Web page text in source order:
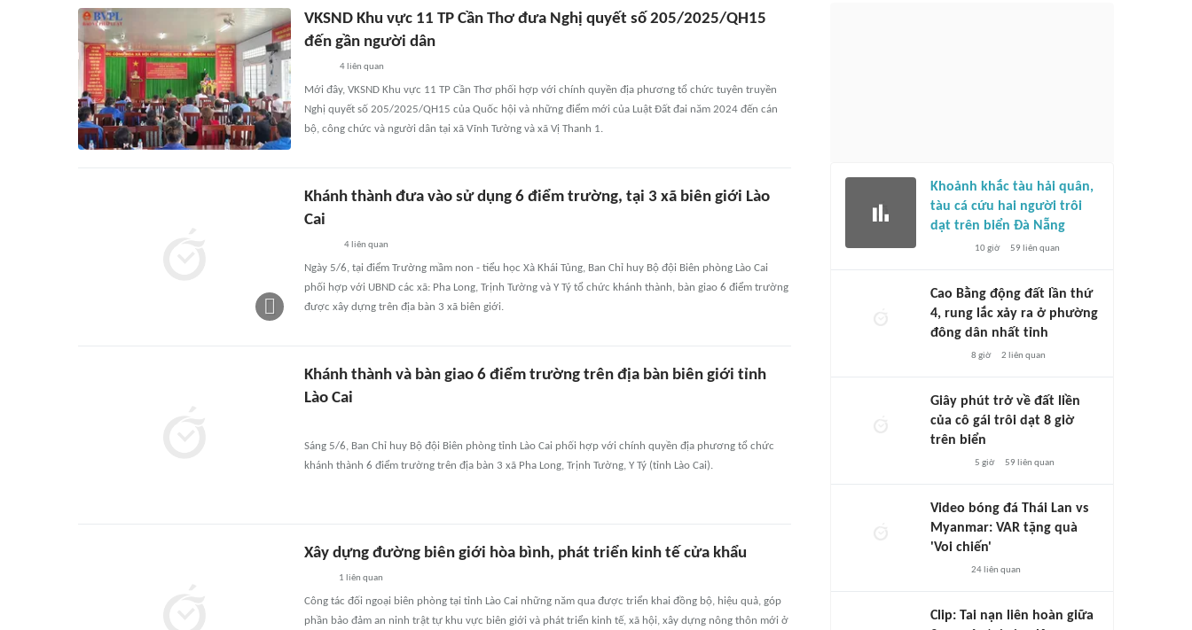
VKSND Khu vực 11 TP Cần Thơ đưa Nghị quyết số 205/2025/QH15
đến gần người dân
4liên quan
Mới đây, VKSND Khu vực 11 TP Cần Thơ phối hợp với chính quyền địa phương tổ chức tuyên truyền
Nghị quyết số 205/2025/QH15 của Quốc hội và những điểm mới của Luật Đất đai năm 2024 đến cán
bộ, công chức và người dân tại xã Vĩnh Tường và xã Vị Thanh 1.
Khánh thành đưa vào sử dụng 6 điểm trường, tại 3 xã biên giới Lào
Cai
4liên quan
Ngày 5/6, tại điểm Trường mầm non - tiểu học Xà Khái Tủng, Ban Chỉ huy Bộ đội Biên phòng Lào Cai
phối hợp với UBND các xã: Pha Long, Trịnh Tường và Y Tý tổ chức khánh thành, bàn giao 6 điểm trường
được xây dựng trên địa bàn 3 xã biên giới.
Khánh thành và bàn giao 6 điểm trường trên địa bàn biên giới tỉnh
Lào Cai
Sáng 5/6, Ban Chỉ huy Bộ đội Biên phòng tỉnh Lào Cai phối hợp với chính quyền địa phương tổ chức
khánh thành 6 điểm trường trên địa bàn 3 xã Pha Long, Trịnh Tường, Y Tý (tỉnh Lào Cai).
Xây dựng đường biên giới hòa bình, phát triển kinh tế cửa khẩu
1 liên quan
Công tác đối ngoại biên phòng tại tỉnh Lào Cai những năm qua được triển khai đồng bộ, hiệu quả, góp
phần bảo đảm an ninh trật tự khu vực biên giới và phát triển kinh tế, xã hội, xây dựng nông thôn mới ở
Khoảnh khắc tàu hải quân,
tàu cá cứu hai người trôi
dạt trên biển Đà Nẵng
10 giờ 59 liên quan
Cao Bằng động đất lần thứ
4, rung lắc xảy ra ở phường
đông dân nhất tỉnh
8 giờ 2 liên quan
Giây phút trở về đất liền
của cô gái trôi dạt 8 giờ
trên biển
5 giờ 59 liên quan
Video bóng đá Thái Lan vs
Myanmar: VAR tặng quà
'Voi chiến'
24liên quan
Clip: Tai nạn liên hoàn giữa